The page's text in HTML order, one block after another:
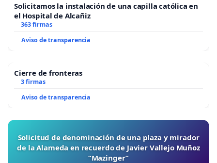
Solicitamos la instalación de una capilla católica en
el Hospital de Alcañiz
363 firmas
Aviso de transparencia
Cierre de fronteras
3 firmas
Aviso de transparencia
Solicitud de denominación de una plaza y mirador
de la Alameda en recuerdo de Javier Vallejo Muñoz
“Mazinger”